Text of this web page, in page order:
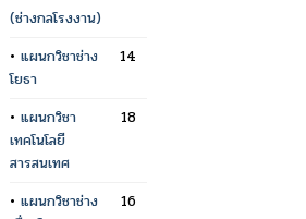
(ช่างกลโรงงาน)
• แผนกวิชาช่าง
โยธา
14
• แผนกวิชา
เทคโนโลยี
สารสนเทศ
18
• แผนกวิชาช่าง
16